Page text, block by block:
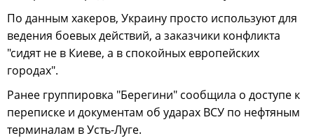
По данным хакеров, Украину просто используют для
ведения боевых действий, а заказчики конфликта
"сидят не в Киеве, а в спокойных европейских
городах".
Ранее группировка "Берегини" сообщила о доступе к
переписке и документам об ударах ВСУ по нефтяным
терминалам в Усть-Луге.